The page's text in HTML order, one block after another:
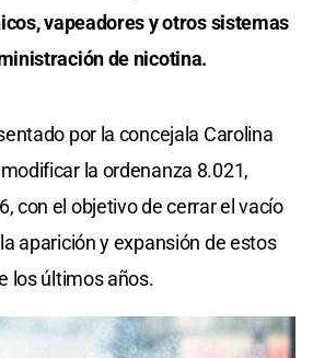
vapeadores y otros sistemas
de nicotina.
por la concejala Carolina
la ordenanza 8.021,
con el objetivo de cerrar el vacío
aparición y expansión de estos
los últimos años.